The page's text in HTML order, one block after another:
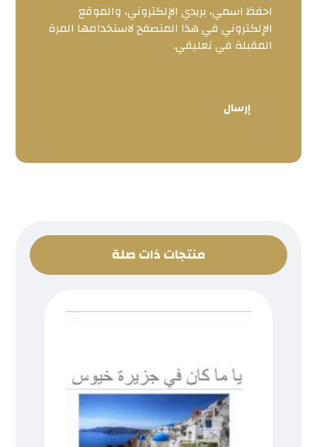
احفظ اسمي، بريدي الإلكتروني، والموقع
الإلكتروني في هذا المتصفح لاستخدامها المرة
المقبلة في تعليقي.
إرسال
منتجات ذات صلة